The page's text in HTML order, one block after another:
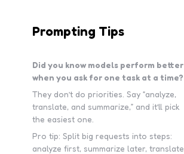
Prompting Tips
Did you know models perform better
when you ask for one task at a time?
They don’t do priorities. Say “analyze,
translate, and summarize,” and it’ll pick
the easiest one.
Pro tip: Split big requests into steps:
analyze first, summarize later, translate